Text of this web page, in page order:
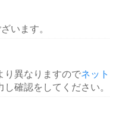
います。
り異なりますのでネット
確認をしてください。